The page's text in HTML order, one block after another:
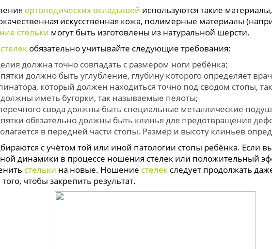
ортопедических вкладышей используются такие
искусственная кожа, полимерные материалы
стельки могут быть изготовлены из натуральной шерсти.
стелекобязательно учитывайте следующие требования:
должна точно совпадать с размером ноги ребёнка;
должно быть углубление, глубину которого определяет
который должен находиться точно под сводом стопы,
иметь бугорки, так называемые пелоты;
свода должны быть специальные металлические
пятки обязательно должны быть клинья для предотвращения
в передней части стопы. Размер и высоту клиньев
с учётом той или иной патологии стопы ребёнка. Если
динамики в процессе ношения стелек или положительный
стельки на новые. Ношение стелекследует продолжать
чтобы закрепить результат.